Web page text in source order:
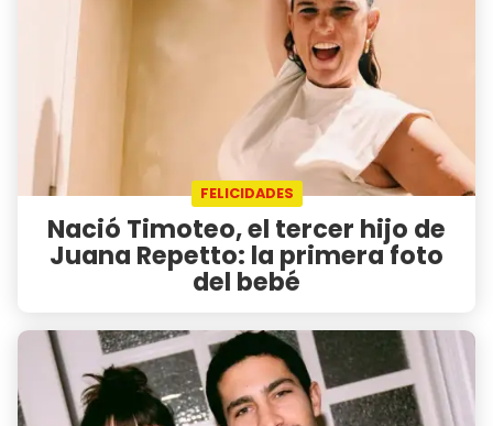
FELICIDADES
Nació Timoteo, el tercer hijo de
Juana Repetto: la primera foto
del bebé